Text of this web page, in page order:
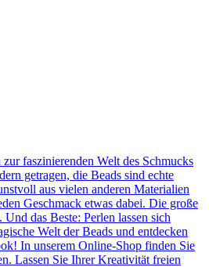
faszinierenden Welt des Schmucks
getragen, die Beads sind echte
aus vielen anderen Materialien
Geschmack etwas dabei. Die große
das Beste: Perlen lassen sich
Welt der Beads und entdecken
In unserem Online-Shop finden Sie
Lassen Sie Ihrer Kreativität freien